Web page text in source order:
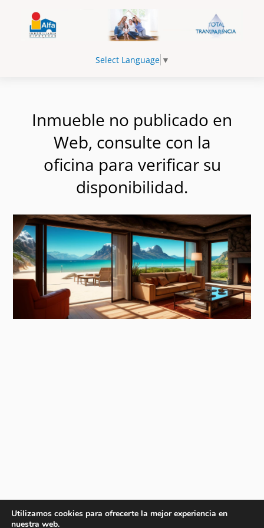
Select Language ▼
Inmueble no publicado en
Web, consulte con la
oficina para verificar su
disponibilidad.
Utilizamos cookies para ofrecerte la mejor experiencia en
nuestra web.